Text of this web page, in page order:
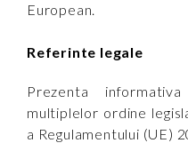
European.
Referinte legale
Prezenta
multiplelor ordine
a Regulamentului (UE)